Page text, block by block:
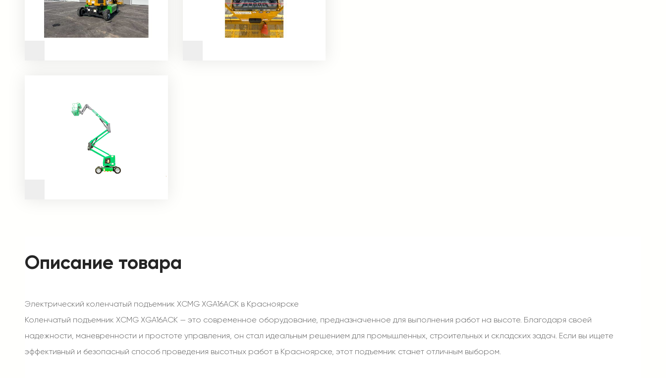
Описание товара
Электрический коленчатый подъемник XCMG XGA16ACK в Красноярске
Коленчатый подъемник XCMG XGA16ACK — это современное оборудование, предназначенное для выполнения работ на высоте. Благодаря своей
надежности, маневренности и простоте управления, он стал идеальным решением для промышленных, строительных и складских задач. Если вы ищете
эффективный и безопасный способ проведения высотных работ в Красноярске, этот подъемник станет отличным выбором.